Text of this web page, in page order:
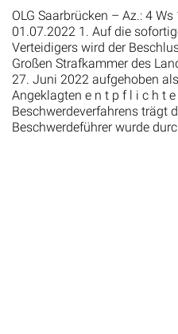
OLG Saarbrücken – Az.: 4
01.07.2022 1. Auf die
Verteidigers wird der
Großen Strafkammer des
27. Juni 2022 aufgehoben
Angeklagten e n t p f l i c h t
Beschwerdeverfahrens trägt
Beschwerdeführer wurde